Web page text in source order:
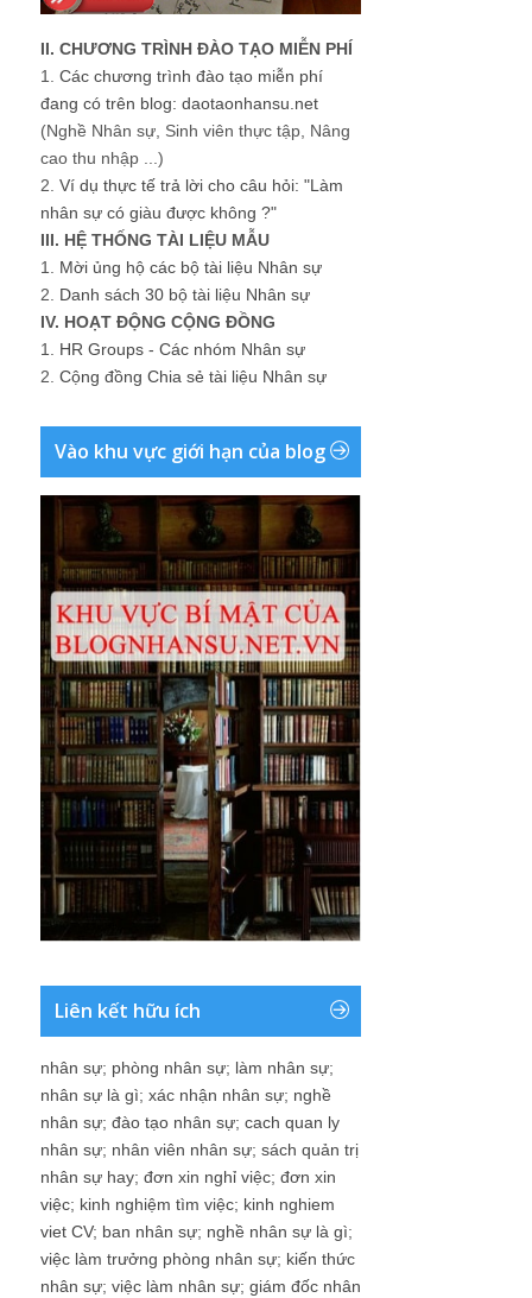
II. CHƯƠNG TRÌNH ĐÀO TẠO MIỄN PHÍ
1. Các chương trình đào tạo miễn phí
đang có trên blog: daotaonhansu.net
(Nghề Nhân sự, Sinh viên thực tập, Nâng
cao thu nhập ...)
2. Ví dụ thực tế trả lời cho câu hỏi: "Làm
nhân sự có giàu được không ?"
III. HỆ THỐNG TÀI LIỆU MẪU
1. Mời ủng hộ các bộ tài liệu Nhân sự
2. Danh sách 30 bộ tài liệu Nhân sự
IV. HOẠT ĐỘNG CỘNG ĐỒNG
1. HR Groups - Các nhóm Nhân sự
2. Cộng đồng Chia sẻ tài liệu Nhân sự
Vào khu vực giới hạn của blog
Liên kết hữu ích
nhân sự; phòng nhân sự; làm nhân sự;
nhân sự là gì; xác nhận nhân sự; nghề
nhân sự; đào tạo nhân sự; cach quan ly
nhân sự; nhân viên nhân sự; sách quản trị
nhân sự hay; đơn xin nghỉ việc; đơn xin
việc; kinh nghiệm tìm việc; kinh nghiem
viet CV; ban nhân sự; nghề nhân sự là gì;
việc làm trưởng phòng nhân sự; kiến thức
nhân sự; việc làm nhân sự; giám đốc nhân